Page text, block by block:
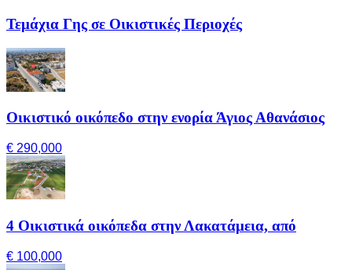
Τεμάχια Γης σε Οικιστικές Περιοχές
Οικιστικό οικόπεδο στην ενορία Άγιος Αθανάσιος
€ 290,000
4 Οικιστικά οικόπεδα στην Λακατάμεια, από
€ 100,000